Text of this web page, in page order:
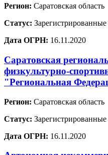
Регион: Саратовская область
Статус: Зарегистрированные
Дата ОГРН: 16.11.2020
Саратовская
физкультурно-
"Региональная
Регион: Саратовская область
Статус: Зарегистрированные
Дата ОГРН: 16.11.2020